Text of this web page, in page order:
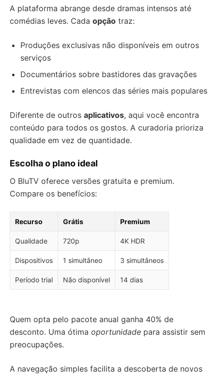
A plataforma abrange desde dramas intensos até
comédias leves. Cada opção traz:
Produções exclusivas não disponíveis em outros
serviços
Documentários sobre bastidores das gravações
Entrevistas com elencos das séries mais populares
Diferente de outros aplicativos, aqui você encontra
conteúdo para todos os gostos. A curadoria prioriza
qualidade em vez de quantidade.
Escolha o plano ideal
O BluTV oferece versões gratuita e premium.
Compare os benefícios:
Recurso Grátis Premium
Qualidade 720p 4K HDR
Dispositivos 1 simultâneo 3 simultâneos
Período trial Não disponível 14 dias
Quem opta pelo pacote anual ganha 40% de
desconto. Uma ótima oportunidade para assistir sem
preocupações.
A navegação simples facilita a descoberta de novos